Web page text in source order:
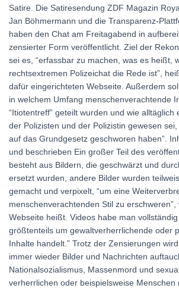
Satire. Die Satiresendung ZDF Magazin
Jan Böhmermann und die Transparenz-
haben den Chat am Freitagabend in
zensierter Form veröffentlicht. Ziel der
sei es, “erfassbar zu machen, was es heißt,
rechtsextremen Polizeichat die Rede ist”,
dafür eingerichteten Webseite. Außerdem
in welchem Umfang menschenverachtende
“Itiotentreff” geteilt wurden und wie alltäglich
der Polizisten und der Polizistin gewesen
auf das Grundgesetz geschworen haben”.
und beschrieben Ein großer Teil des
besteht aus Bildern, die geschwärzt und
ersetzt wurden, andere Bilder wurden
gemacht und verpixelt, “um eine
menschenverachtenden Stil zu
Webseite heißt. Videos habe man
größtenteils um gewaltverherrlichende oder
Inhalte handelt.” Trotz der Zensierungen
immer wieder Bilder und Nachrichten
Nationalsozialismus, Massenmord und
verherrlichen oder beispielsweise Menschen